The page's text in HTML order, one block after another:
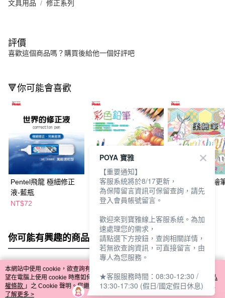
文具用品 修正系列
評價
喜歡這個商品嗎？購買後給他一個好評吧
🔻你可能會喜歡
Pentel飛龍 極細修正
液-藍瓶
NT$72
Pentel飛龍 彩色鉛筆
24色
NT$120
Pentel飛龍 柔繪
色-柔色系
你可能有興趣的商品 全站排行
熱門標籤
本網站中使用 cookie，欲查詢有關本網站使用 cookie 方式之詳情，及若您不希
望在電腦上使用 cookie 時應如何變更電腦的 cookie 設定，請參閱本網站「
隱私
權條款 」之 Cookie 聲明。您繼續使用本網站即表示您同意本公司得按本網站使
用條款之 Cookie 聲明使用 cookie。
了解更多 >
POYA 寶雅
【重要通知】
客服系統將於8/17更新，
為保障留言資訊可保留查詢，請先
登入會員帳號留言。
歡迎來到寶雅線上客服系統。為加
速處理您的需求，
請點選下方按鈕，查詢相關詳情，
若無欲查詢資訊，可直接留言，由
專人為您服務。
★客服服務時間：08:30-12:30 /
13:30-17:30 (假日/國定假日休息)